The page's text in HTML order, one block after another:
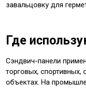
завальцовку для
Где
Сэндвич-панели
торговых,
объектах. На